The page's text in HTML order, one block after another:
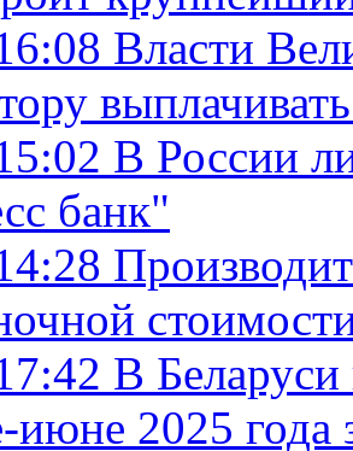
Власти
В России
банк"
В Беларуси
июне 2025 года